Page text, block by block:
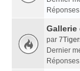
par
Dernier